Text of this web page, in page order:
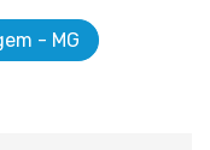
- MG